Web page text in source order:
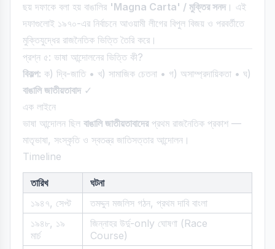
ছয় দফাকে বলা হয় বাঙালির 'Magna Carta' / মুক্তির সনদ। এই
দফাগুলোই ১৯৭০-এর নির্বাচনে আওয়ামী লীগের বিপুল বিজয় ও পরবর্তীতে
মুক্তিযুদ্ধের রাজনৈতিক ভিত্তি তৈরি করে।
প্রশ্ন ৫: ভাষা আন্দোলনের ভিত্তি কী?
বিকল্প: ক) দ্বি-জাতি • খ) সামাজিক চেতনা • গ) অসাম্প্রদায়িকতা • ঘ)
বাঙালি জাতীয়তাবাদ✓
এক লাইনে
ভাষা আন্দোলন ছিল বাঙালি জাতীয়তাবাদেরপ্রথম রাজনৈতিক প্রকাশ —
মাতৃভাষা, সংস্কৃতি ও স্বতন্ত্র জাতিসত্তার আন্দোলন।
Timeline
তারিখ
ঘটনা
১৯৪৭, সেপ্ট
তমদ্দুন মজলিস গঠন, প্রথম দাবি বাংলা
১৯৪৮, ১৯
মার্চ
জিন্নাহর উর্দু-only ঘোষণা (Race
Course)